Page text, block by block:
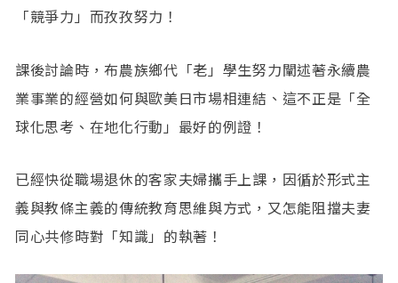
「競爭力」而孜孜努力！
課後討論時，布農族鄉代「老」學生努力闡述著永續農
業事業的經營如何與歐美日市場相連結、這不正是「全
球化思考、在地化行動」最好的例證！
已經快從職場退休的客家夫婦攜手上課，因循於形式主
義與教條主義的傳統教育思維與方式，又怎能阻擋夫妻
同心共修時對「知識」的執著！